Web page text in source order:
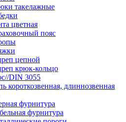
такелажные
цветная
пояс
цепной
крюк-кольцо
DIN 3055
короткозвенная, длиннозвенная
фурнитура
фурнитура